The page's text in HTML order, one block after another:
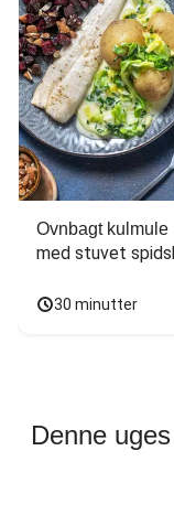
Ovnbagt kulmule
med stuvet
30 minutter
Denne